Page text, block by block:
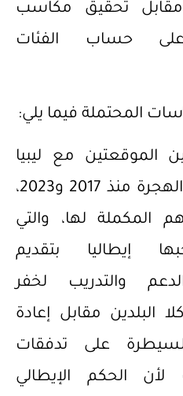
مقابل تحقيق مكاسب
حساب الفئات
المحتملة فيما يلي:
الموقعتين مع ليبيا
وتونس بشأن الهجرة منذ 2017 و2023،
المكملة لها، والتي
إيطاليا بتقديم
والتدريب لخفر
البلدين مقابل إعادة
على تدفقات
لأن الحكم الإيطالي